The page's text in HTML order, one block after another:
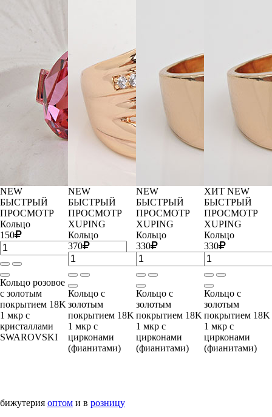
NEW
БЫСТРЫЙ
ПРОСМОТР
Кольцо
150
Кольцо розовое
с золотым
покрытием 18K
1 мкр с
кристаллами
SWAROVSKI
NEW
БЫСТРЫЙ
ПРОСМОТР
XUPING
Кольцо
370
Кольцо с
золотым
покрытием 18K
1 мкр с
цирконами
(фианитами)
NEW
БЫСТРЫЙ
ПРОСМОТР
XUPING
Кольцо
330
Кольцо с
золотым
покрытием 18K
1 мкр с
цирконами
(фианитами)
ХИТ NEW
БЫСТРЫЙ
ПРОСМОТР
XUPING
Кольцо
330
Кольцо с
золотым
покрытием 18K
1 мкр с
цирконами
(фианитами)
бижутерия оптом и в розницу